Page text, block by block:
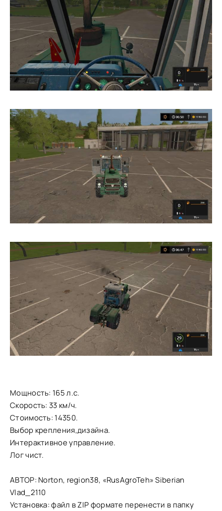
Мощность: 165 л.с.
Скорость: 33 км/ч.
Стоимость: 14350.
Выбор крепления,дизайна.
Интерактивное управление.
Лог чист.
АВТОР: Norton, region38, «RusAgroTeh» Siberian
Vlad_2110
Установка: файл в ZIP формате перенести в папку